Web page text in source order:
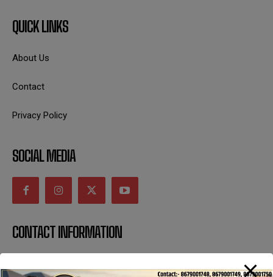
QUICK LINKS
About Us
Contact
Privacy Policy
SOCIAL MEDIA
CONTACT INFORMATION